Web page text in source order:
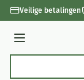
Ga naar de inhoud
Veilige betalingen
Menu